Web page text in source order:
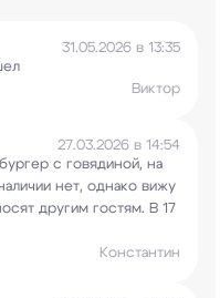
31.05.2026 в 13:35
Виктор
27.03.2026 в 14:54
с говядиной, на
нет, однако вижу
другим гостям. В 17
Константин